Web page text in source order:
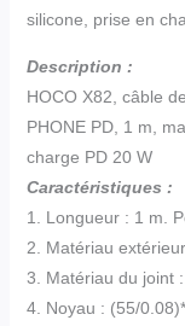
silicone, prise en
Description :
HOCO X82, câble
PHONE PD, 1 m,
charge PD 20 W
Caractéristiques :
1. Longueur : 1 m.
2. Matériau
3. Matériau du joint :
4. Noyau : (55/